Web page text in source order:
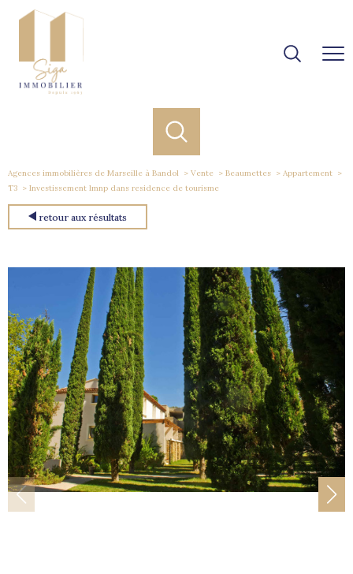
Agences immobilières de Marseille à Bandol Vente Beaumettes
Appartement
T3
Investissement lmnp dans residence de tourisme
retour aux résultats